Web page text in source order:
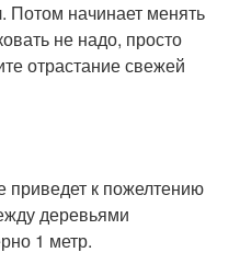
Потом начинает менять
не надо, просто
отрастание свежей
приведет к пожелтению
деревьями
1 метр.